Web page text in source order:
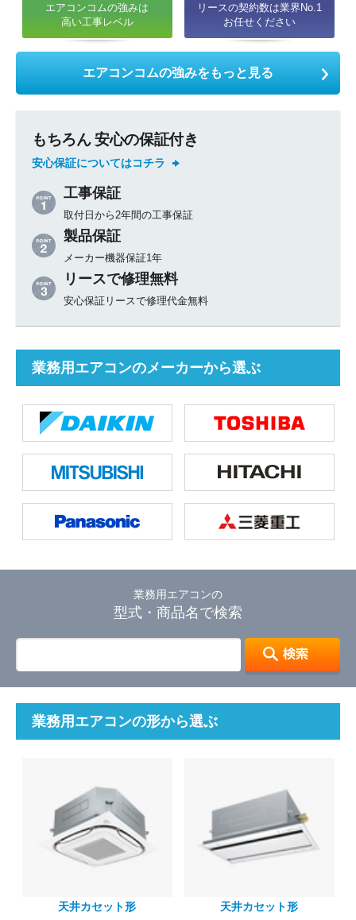
エアコンコムの強みは
高い工事レベル
リースの契約数は業界No.1
お任せください
エアコンコムの強みをもっと見る
もちろん 安心の保証付き
安心保証についてはコチラ
工事保証
取付日から2年間の工事保証
製品保証
メーカー機器保証1年
リースで修理無料
安心保証リースで修理代金無料
業務用エアコンのメーカーから選ぶ
業務用エアコンの
型式・商品名で検索
業務用エアコンの形から選ぶ
天井カセット形
天井カセット形